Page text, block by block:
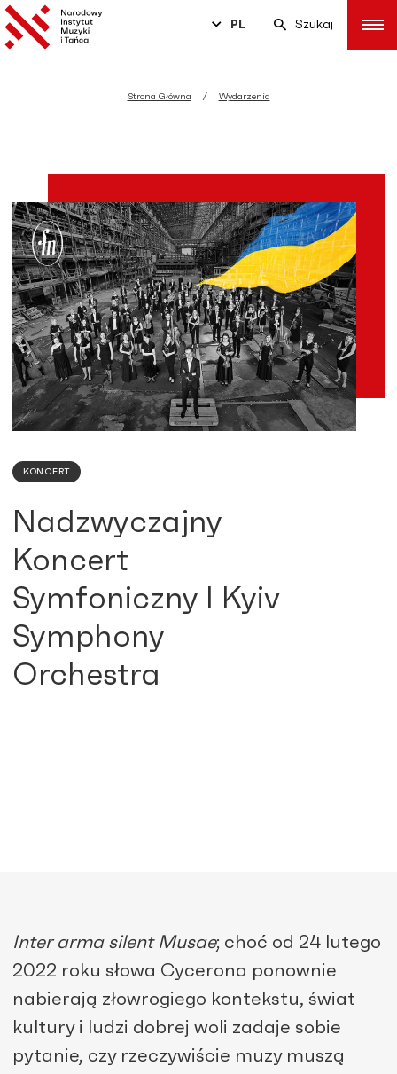
PL Szukaj
Strona Główna Wydarzenia
KONCERT
Nadzwyczajny
Koncert
Symfoniczny I Kyiv
Symphony
Orchestra
Inter arma silent Musae; choć od 24 lutego
2022 roku słowa Cycerona ponownie
nabierają złowrogiego kontekstu, świat
kultury i ludzi dobrej woli zadaje sobie
pytanie, czy rzeczywiście muzy muszą